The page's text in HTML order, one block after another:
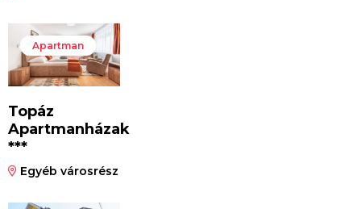
Apartman
Topáz
Apartmanházak
***
Egyéb városrész